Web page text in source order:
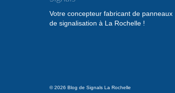
Votre concepteur fabricant de panneaux
de signalisation à La Rochelle !
© 2026 Blog de Signals La Rochelle